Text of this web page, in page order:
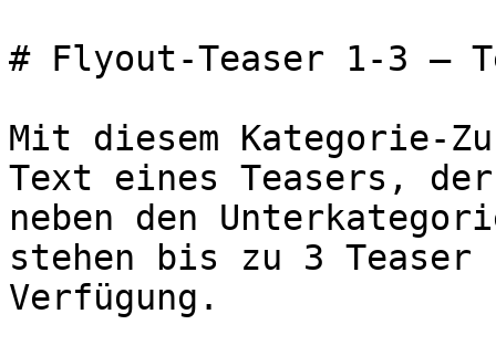
# Flyout-Teaser 1-3 –
Mit diesem Kategorie-
Text eines Teasers, der
neben den
stehen bis zu 3
Verfügung.